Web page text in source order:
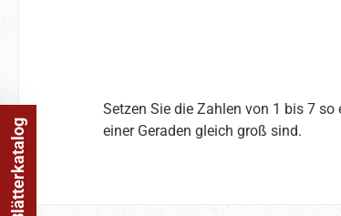
Setzen Sie die Zahlen von 1 bis 7
einer Geraden gleich groß sind.